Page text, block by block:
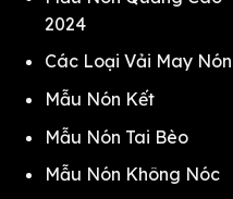
2024
Các Loại Vải May Nón
Mẫu Nón Kết
Mẫu Nón Tai Bèo
Mẫu Nón Không Nóc